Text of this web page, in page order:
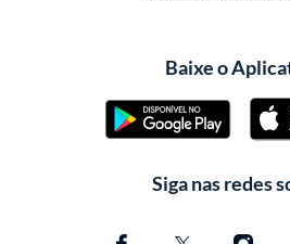
Baixe o
Siga nas redes